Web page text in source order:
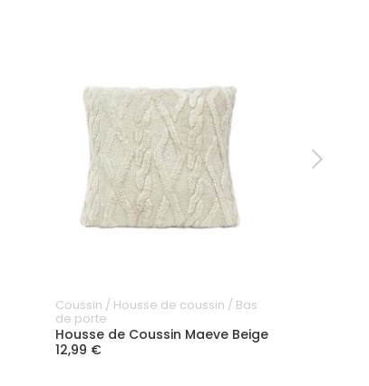
Coussin / Housse de coussin / Bas
de porte
Housse de Coussin Maeve Beige
12,99 €